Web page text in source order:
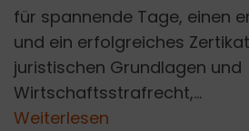
für spannende Tage, einen
und ein erfolgreiches
juristischen Grundlagen und
Wirtschaftsstrafrecht,...
Weiterlesen